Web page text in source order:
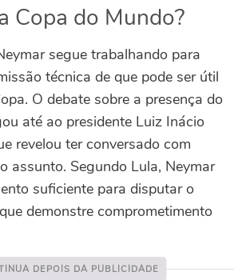
Copa do Mundo?
segue trabalhando para
técnica de que pode ser útil
O debate sobre a presença do
até ao presidente Luiz Inácio
revelou ter conversado com
assunto. Segundo Lula, Neymar
suficiente para disputar o
demonstre comprometimento